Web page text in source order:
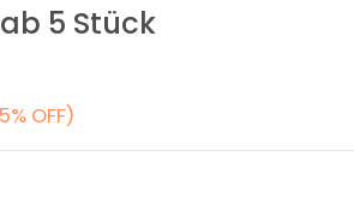
5 Stück
OFF)